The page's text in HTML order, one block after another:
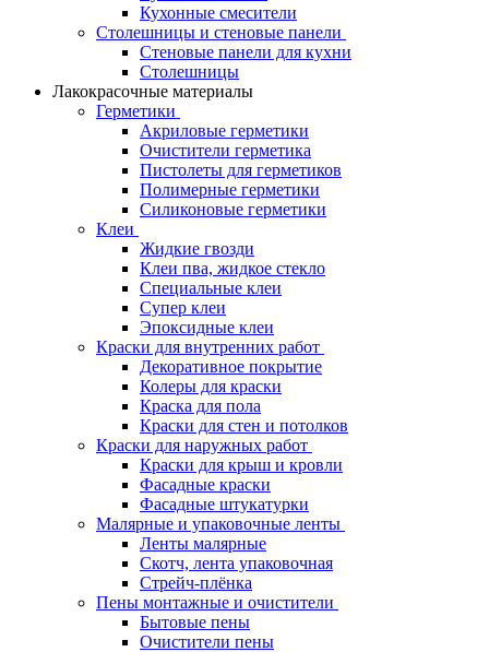
Кухонные смесители
Столешницы и стеновые панели
Стеновые панели для кухни
Столешницы
Лакокрасочные материалы
Герметики
Акриловые герметики
Очистители герметика
Пистолеты для герметиков
Полимерные герметики
Силиконовые герметики
Клеи
Жидкие гвозди
Клеи пва, жидкое стекло
Специальные клеи
Супер клеи
Эпоксидные клеи
Краски для внутренних работ
Декоративное покрытие
Колеры для краски
Краска для пола
Краски для стен и потолков
Краски для наружных работ
Краски для крыш и кровли
Фасадные краски
Фасадные штукатурки
Малярные и упаковочные ленты
Ленты малярные
Скотч, лента упаковочная
Стрейч-плёнка
Пены монтажные и очистители
Бытовые пены
Очистители пены